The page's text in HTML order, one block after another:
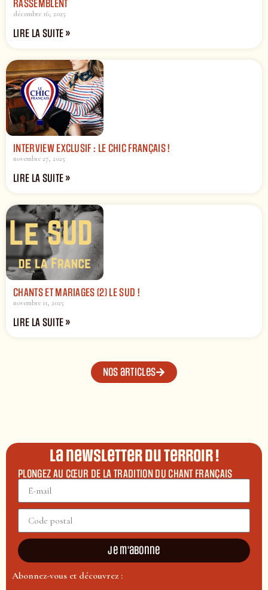
RASSEMBLENT
décembre 16, 2025
LIRE LA SUITE »
INTERVIEW EXCLUSIF : LE CHIC FRANÇAIS !
novembre 27, 2025
LIRE LA SUITE »
CHANTS ET MARIAGES (2) LE SUD !
novembre 11, 2025
LIRE LA SUITE »
Nos articles
La newsletter du terroir !
PLONGEZ AU CŒUR DE LA TRADITION DU CHANT FRANÇAIS
Je m'abonne
Abonnez-vous et découvrez :